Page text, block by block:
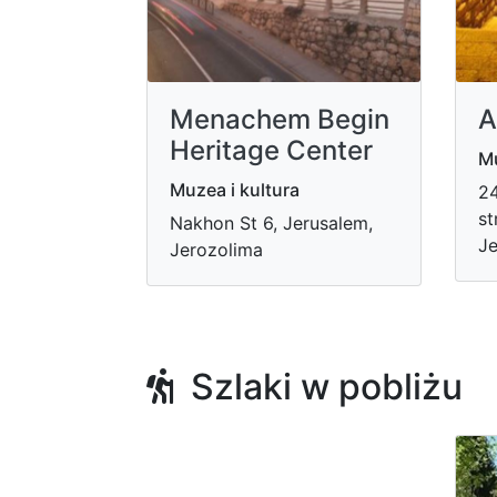
Menachem Begin
Heritage Center
Muzea i kultura
Nakhon St 6, Jerusalem,
Jerozolima
Szlaki w pobliżu